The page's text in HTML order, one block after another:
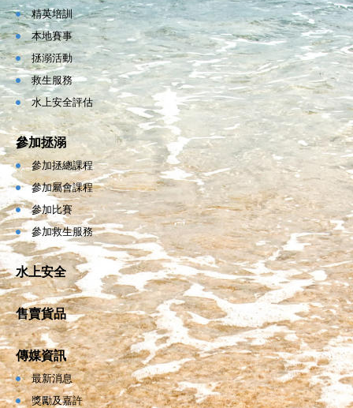
精英培訓
本地賽事
拯溺活動
救生服務
水上安全評估
參加拯溺
參加拯總課程
參加屬會課程
參加比賽
參加救生服務
水上安全
售賣貨品
傳媒資訊
最新消息
獎勵及嘉許